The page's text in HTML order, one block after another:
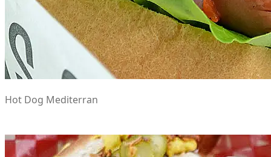
Hot Dog Mediterran